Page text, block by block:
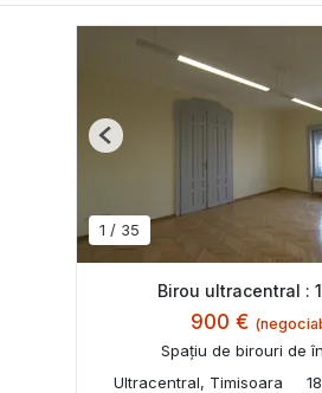
1 / 35
Previous
Birou ultracentral :
900 €
Spațiu de birouri de
Ultracentral, Timisoara